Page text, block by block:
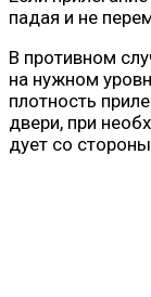
падая и не
В противном
на нужном
плотность
двери, при
дует со